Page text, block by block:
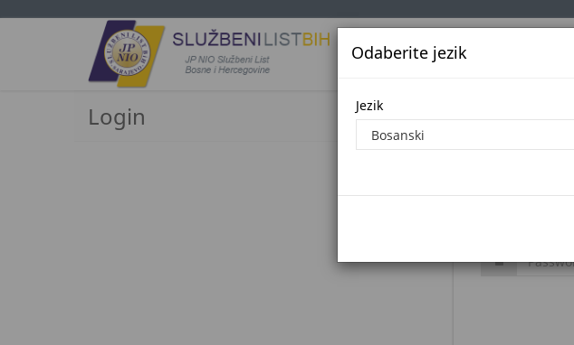
Jezik Službena glasila
Odaberite jezik
Jezik
Login